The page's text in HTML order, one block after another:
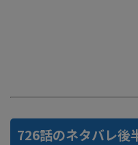
726話のネタバレ後